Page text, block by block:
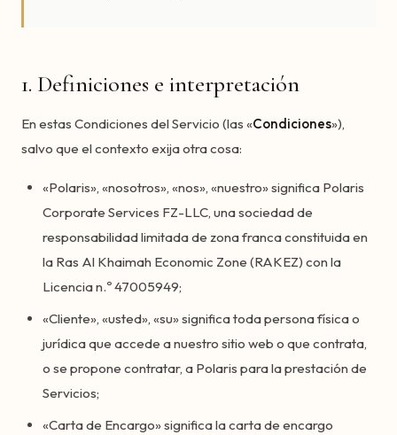
1. Definiciones e interpretación
En estas Condiciones del Servicio (las «Condiciones»),
salvo que el contexto exija otra cosa:
«Polaris», «nosotros», «nos», «nuestro» significa Polaris
Corporate Services FZ-LLC, una sociedad de
responsabilidad limitada de zona franca constituida en
la Ras Al Khaimah Economic Zone (RAKEZ) con la
Licencia n.º 47005949;
«Cliente», «usted», «su» significa toda persona física o
jurídica que accede a nuestro sitio web o que contrata,
o se propone contratar, a Polaris para la prestación de
Servicios;
«Carta de Encargo» significa la carta de encargo